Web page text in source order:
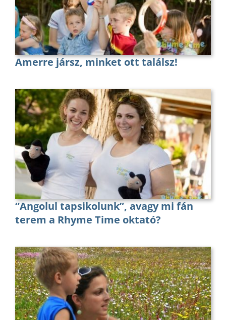
Amerre jársz, minket ott találsz!
“Angolul tapsikolunk”, avagy mi fán
terem a Rhyme Time oktató?